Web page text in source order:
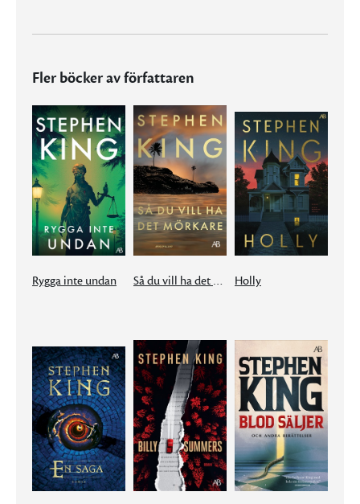
Fler böcker av författaren
Rygga inte undan Så du vill ha det mörkare Holly